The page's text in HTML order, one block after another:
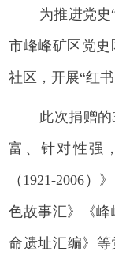
为推进党史
市峰峰矿区党
社区，开展“红
此次捐赠
富、针对性强
（1921-2006）
色故事汇》《
命遗址汇编》等